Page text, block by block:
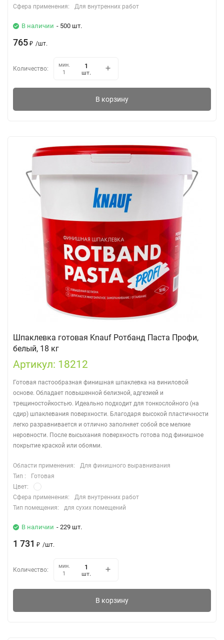
Сфера применения:
Для внутренних работ
В наличии - 500 шт.
765 ₽ /шт.
Количество:
мин.
1
шт.
В корзину
Шпаклевка готовая Knauf Ротбанд Паста Профи,
белый, 18 кг
Артикул: 18212
Готовая пастообразная финишная шпаклевка на виниловой
основе. Обладает повышенной белизной, адгезией и
трещиностойкостью. Идеально подходит для тонкослойного (на
сдир) шпаклевания поверхности. Благодаря высокой пластичности
легко разравнивается и отлично заполняет собой все мелкие
неровности. После высыхания поверхность готова под финишное
покрытие краской или обоями.
Области применения:
Для финишного выравнивания
Тип :
Готовая
Цвет:
Сфера применения:
Для внутренних работ
Тип помещения:
для сухих помещений
В наличии - 229 шт.
1 731 ₽ /шт.
Количество:
мин.
1
шт.
В корзину